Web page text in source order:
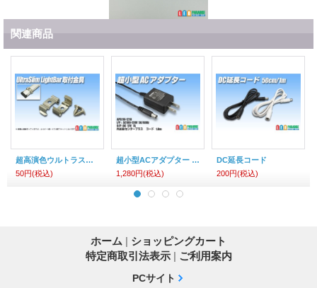
関連商品
超高演色ウルトラスリムライトバー 専用ホルダー
50円(税込)
超小型ACアダプター 12V1A
1,280円(税込)
DC延長コード
200円(税込)
ホーム | ショッピングカート
特定商取引法表示 | ご利用案内
PCサイト